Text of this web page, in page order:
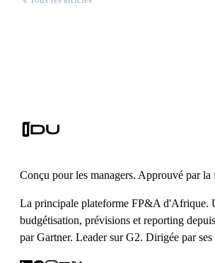
Conçu pour les managers. Approuvé par la
La principale plateforme FP&A d'Afrique.
budgétisation, prévisions et reporting
par Gartner. Leader sur G2. Dirigée par ses